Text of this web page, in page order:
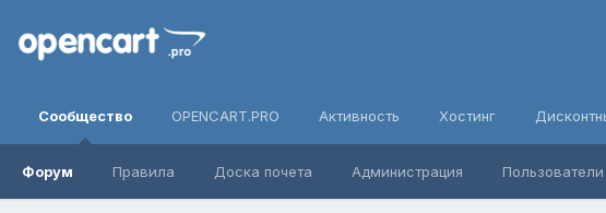
Сообщество
Форум Правила Доска почета Администрация
OPENCART.PRO Активность Хостинг